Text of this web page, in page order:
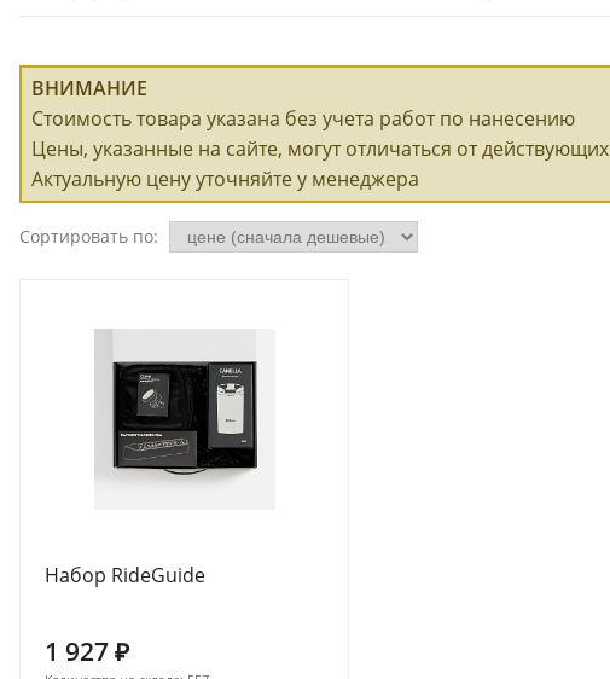
ВНИМАНИЕ
Стоимость товара указана без учета работ по нанесению
Цены, указанные на сайте, могут отличаться от действующих
Актуальную цену уточняйте у менеджера
Сортировать по:
Набор RideGuide
1 927₽